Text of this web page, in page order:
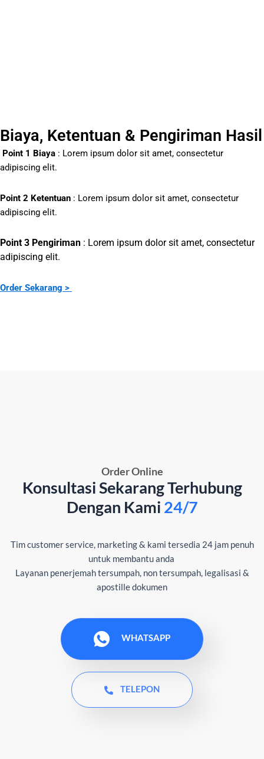
Biaya, Ketentuan & Pengiriman Hasil
Point 1 Biaya : Lorem ipsum dolor sit amet, consectetur
adipiscing elit.
Point 2 Ketentuan : Lorem ipsum dolor sit amet, consectetur
adipiscing elit.
Point 3 Pengiriman : Lorem ipsum dolor sit amet, consectetur
adipiscing elit.
Order Sekarang >
Order Online
Konsultasi Sekarang Terhubung
Dengan Kami 24/7
Tim customer service, marketing & kami tersedia 24 jam penuh
untuk membantu anda
Layanan penerjemah tersumpah, non tersumpah, legalisasi &
apostille dokumen
WHATSAPP
TELEPON